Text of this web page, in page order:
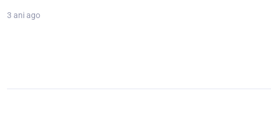
3 ani ago